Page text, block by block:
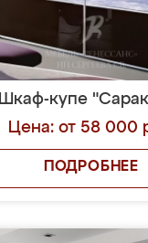
Шкаф-купе
Цена: от 58 000
ПОДРОБНЕЕ